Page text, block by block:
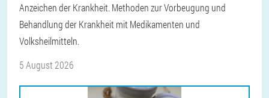
Anzeichen der Krankheit. Methoden zur Vorbeugung und
Behandlung der Krankheit mit Medikamenten und
Volksheilmitteln.
5 August 2026